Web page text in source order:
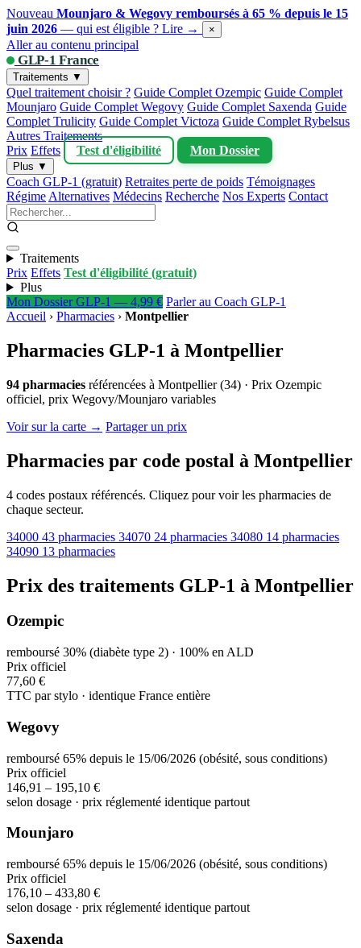
Nouveau Mounjaro & Wegovy remboursés à 65 % depuis le 15
juin 2026 — qui est éligible ? Lire → ×
Aller au contenu principal
GLP-1 France
Traitements ▼
Quel traitement choisir ? Guide Complet Ozempic Guide Complet
Mounjaro Guide Complet Wegovy Guide Complet Saxenda Guide
Complet Trulicity Guide Complet Victoza Guide Complet Rybelsus
Autres Traitements
Prix Effets Test d'éligibilité Mon Dossier
Plus ▼
Coach GLP-1 (gratuit) Retraites perte de poids Témoignages
Régime Alternatives Médecins Recherche Nos Experts Contact
Traitements
Prix Effets Test d'éligibilité (gratuit)
Plus
Mon Dossier GLP-1 — 4,99 € Parler au Coach GLP-1
Accueil › Pharmacies › Montpellier
Pharmacies GLP-1 à Montpellier
94 pharmacies référencées à Montpellier (34) · Prix Ozempic
officiel, prix Wegovy/Mounjaro variables
Voir sur la carte → Partager un prix
Pharmacies par code postal à Montpellier
4 codes postaux référencés. Cliquez pour voir les pharmacies de
chaque secteur.
34000 43 pharmacies 34070 24 pharmacies 34080 14 pharmacies
34090 13 pharmacies
Prix des traitements GLP-1 à Montpellier
Ozempic
remboursé 30% (diabète type 2) · 100% en ALD
Prix officiel
77,60 €
TTC par stylo · identique France entière
Wegovy
remboursé 65% depuis le 15/06/2026 (obésité, sous conditions)
Prix officiel
146,91 – 195,10 €
selon dosage · prix réglementé identique partout
Mounjaro
remboursé 65% depuis le 15/06/2026 (obésité, sous conditions)
Prix officiel
176,10 – 433,80 €
selon dosage · prix réglementé identique partout
Saxenda